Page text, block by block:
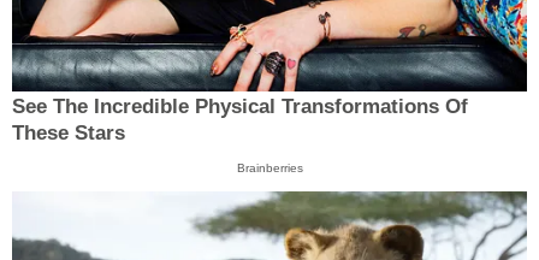
See The Incredible Physical Transformations Of
These Stars
Brainberries